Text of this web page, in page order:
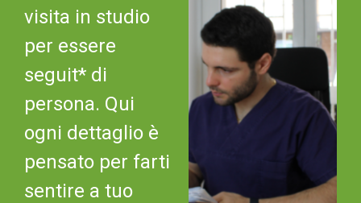
visita in studio
per essere
seguit* di
persona. Qui
ogni dettaglio è
pensato per farti
sentire a tuo